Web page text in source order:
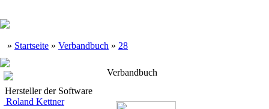
» Startseite » Verbandbuch » 28
Hersteller der Software
Roland Kettner
Verbandbuch